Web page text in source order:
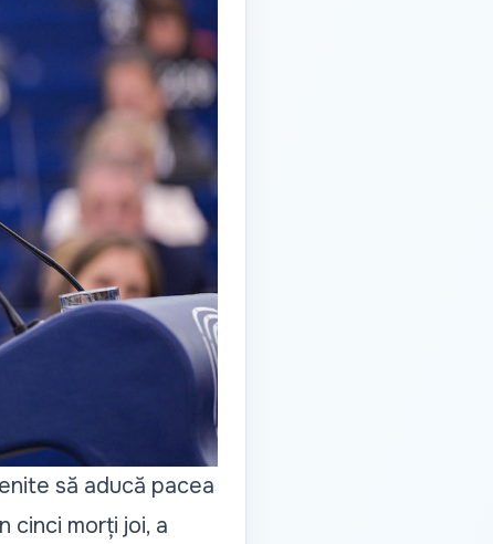
să aducă pacea
cinci morți joi, a